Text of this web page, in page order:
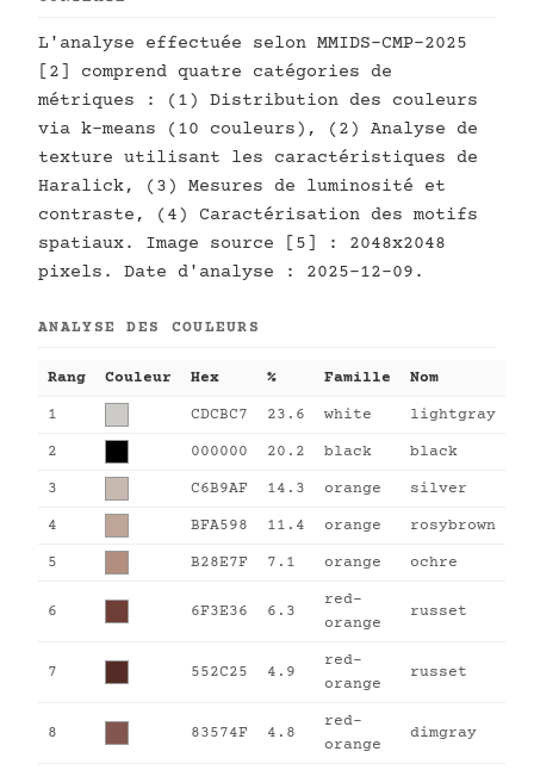
L'analyse effectuée selon MMIDS-CMP-2025
[2] comprend quatre catégories de
métriques : (1) Distribution des couleurs
via k-means (10 couleurs), (2) Analyse de
texture utilisant les caractéristiques de
Haralick, (3) Mesures de luminosité et
contraste, (4) Caractérisation des motifs
spatiaux. Image source [5] : 2048x2048
pixels. Date d'analyse : 2025-12-09.
ANALYSE DES COULEURS
Rang Couleur Hex % Famille Nom
1 CDCBC7 23.6 white lightgray
2 000000 20.2 black black
3 C6B9AF 14.3 orange silver
4 BFA598 11.4 orange rosybrown
5 B28E7F 7.1 orange ochre
6 6F3E36 6.3
red-
orange
russet
7 552C25 4.9
red-
orange
russet
8 83574F 4.8
red-
orange
dimgray